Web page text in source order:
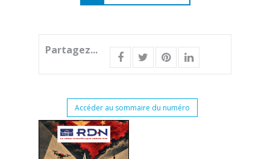
Partagez...
Accéder au sommaire du numéro